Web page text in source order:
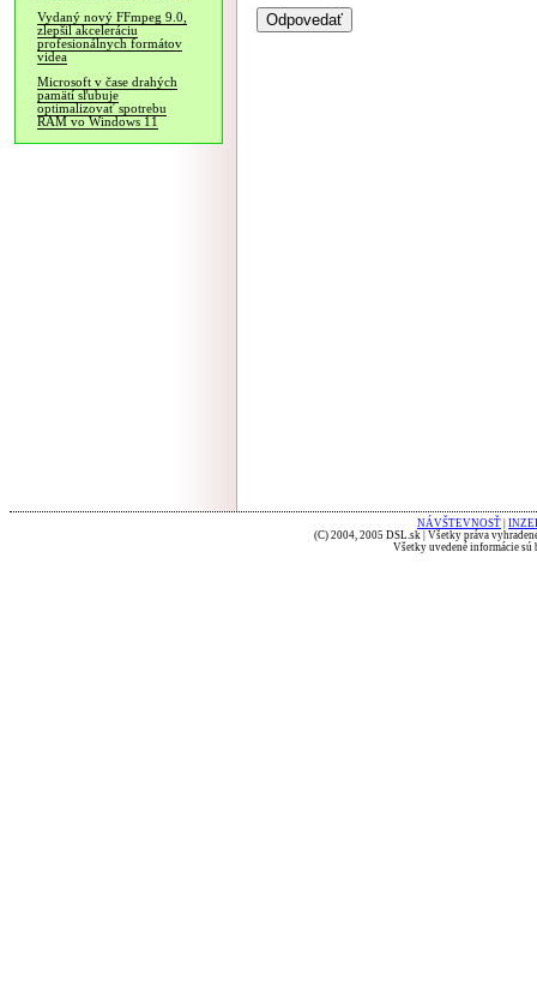
Vydaný nový FFmpeg 9.0,
zlepšil akceleráciu
profesionálnych formátov
videa
Microsoft v čase drahých
pamätí sľubuje
optimalizovať spotrebu
RAM vo Windows 11
NÁVŠTEVNOSŤ
(C) 2004, 2005 DSL.sk | Všetky práva
Všetky uvedené informácie sú